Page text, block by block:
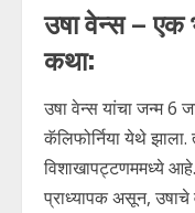
उषा वेन्स – एक
कथा:
उषा वेन्स यांचा जन्म 6
कॅलिफोर्निया येथे झाला.
विशाखापट्टणममध्ये
प्राध्यापक असून,